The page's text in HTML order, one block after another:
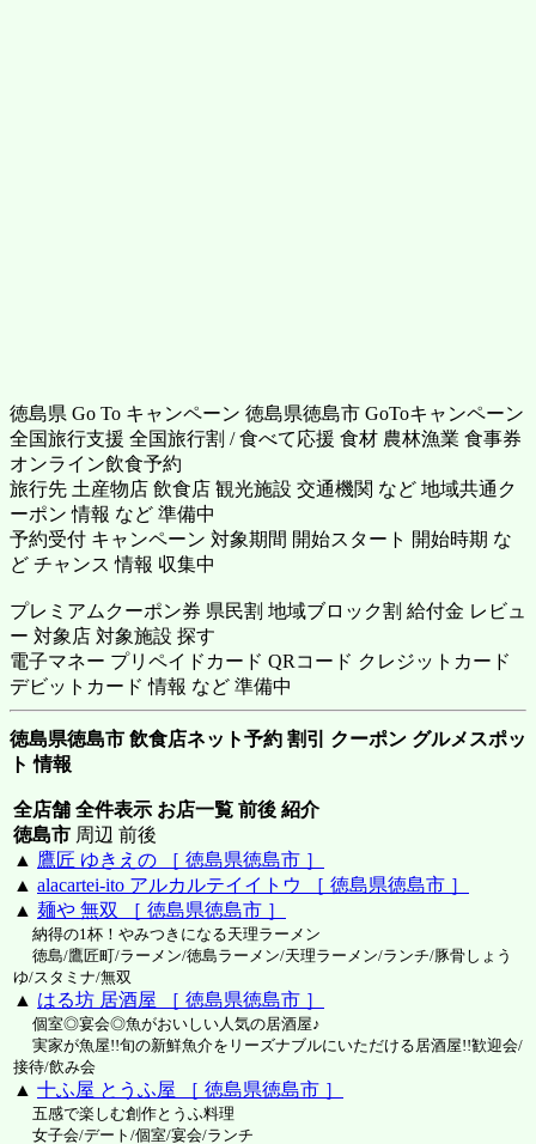
徳島県 Go To キャンペーン 徳島県徳島市 GoToキャンペーン
全国旅行支援 全国旅行割 / 食べて応援 食材 農林漁業 食事券
オンライン飲食予約
旅行先 土産物店 飲食店 観光施設 交通機関 など 地域共通ク
ーポン 情報 など 準備中
予約受付 キャンペーン 対象期間 開始スタート 開始時期 な
ど チャンス 情報 収集中
プレミアムクーポン券 県民割 地域ブロック割 給付金 レビュ
ー 対象店 対象施設 探す
電子マネー プリペイドカード QRコード クレジットカード
デビットカード 情報 など 準備中
徳島県徳島市 飲食店ネット予約 割引 クーポン グルメスポッ
ト 情報
全店舗 全件表示 お店一覧 前後 紹介
徳島市 周辺 前後
▲ 鷹匠 ゆきえの ［ 徳島県徳島市 ］
▲ alacartei-ito アルカルテイイトウ ［ 徳島県徳島市 ］
▲ 麺や 無双 ［ 徳島県徳島市 ］
納得の1杯！やみつきになる天理ラーメン
徳島/鷹匠町/ラーメン/徳島ラーメン/天理ラーメン/ランチ/豚骨しょう
ゆ/スタミナ/無双
▲ はる坊 居酒屋 ［ 徳島県徳島市 ］
個室◎宴会◎魚がおいしい人気の居酒屋♪
実家が魚屋!!旬の新鮮魚介をリーズナブルにいただける居酒屋!!歓迎会/
接待/飲み会
▲ 十ふ屋 とうふ屋 ［ 徳島県徳島市 ］
五感で楽しむ創作とうふ料理
女子会/デート/個室/宴会/ランチ